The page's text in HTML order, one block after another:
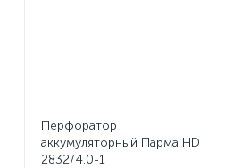
Перфоратор
аккумуляторный Парма HD
2832/4.0-1